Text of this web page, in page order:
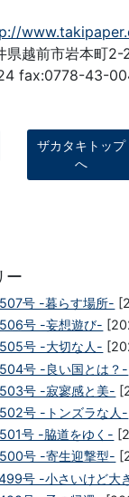
県越前市岩本町2-
fax:0778-43-
ザカタキトップ
へ
ー
号 -暮らす場所-
号 -妄想遊び-
号 -大切な人-
号 -良い国とは？-
号 -寂寥感と美-
号 -トンズラな人-
号 -脇道をゆく-
号 -寄生迎撃型-
号 -小さいけど大